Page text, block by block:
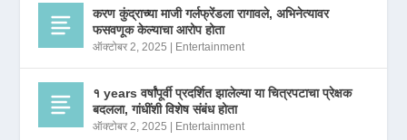
करण कुंद्राच्या माजी गर्लफ्रेंडला रागावले, अभिनेत्यावर
फसवणूक केल्याचा आरोप होता
ऑक्टोबर 2, 2025 Entertainment
१ years वर्षांपूर्वी प्रदर्शित झालेल्या या चित्रपटाचा प्रेक्षक
बदलला, गांधींशी विशेष संबंध होता
ऑक्टोबर 2, 2025 Entertainment